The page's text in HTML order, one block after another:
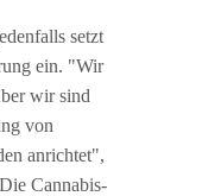
setzt
ein. "Wir
wir sind
von
anrichtet",
Cannabis-